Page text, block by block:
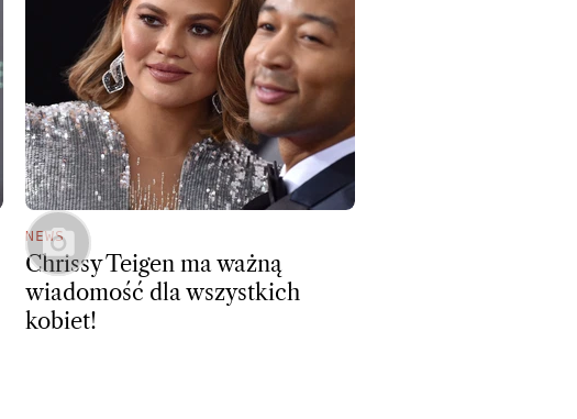
NEWS
Chrissy Teigen ma ważną
wiadomość dla wszystkich
kobiet!